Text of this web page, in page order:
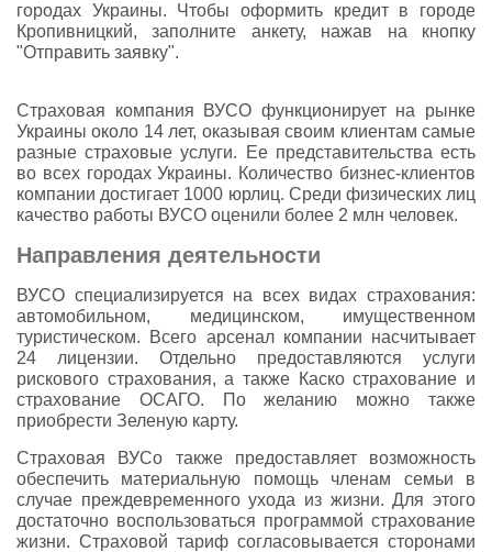
городах Украины. Чтобы оформить кредит в городе
Кропивницкий, заполните анкету, нажав на кнопку
"Отправить заявку".
Страховая компания ВУСО функционирует на рынке
Украины около 14 лет, оказывая своим клиентам самые
разные страховые услуги. Ее представительства есть
во всех городах Украины. Количество бизнес-клиентов
компании достигает 1000 юрлиц. Среди физических лиц
качество работы ВУСО оценили более 2 млн человек.
Направления деятельности
ВУСО специализируется на всех видах страхования:
автомобильном, медицинском, имущественном
туристическом. Всего арсенал компании насчитывает
24 лицензии. Отдельно предоставляются услуги
рискового страхования, а также Каско страхование и
страхование ОСАГО. По желанию можно также
приобрести Зеленую карту.
Страховая ВУСо также предоставляет возможность
обеспечить материальную помощь членам семьи в
случае преждевременного ухода из жизни. Для этого
достаточно воспользоваться программой страхование
жизни. Страховой тариф согласовывается сторонами